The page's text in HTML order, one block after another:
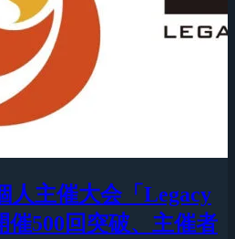
人主催大会「Legacy
催500回突破、主催者